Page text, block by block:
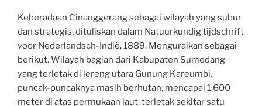
Keberadaan Cinanggerang sebagai wilayah yang subur
dan strategis, dituliskan dalam Natuurkundig tijdschrift
voor Nederlandsch-Indië, 1889. Menguraikan sebagai
berikut. Wilayah bagian dari Kabupaten Sumedang
yang terletak di lereng utara Gunung Kareumbi.
puncak-puncaknya masih berhutan, mencapai 1.600
meter di atas permukaan laut, terletak sekitar satu